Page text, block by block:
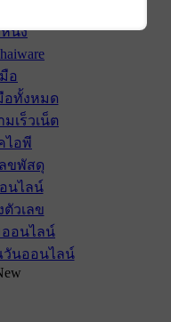
นัง
อ
อทั้งหมด
เร็วเน็ต
ไอพี
ลขพัสดุ
นไลน์
ตัวเลข
ออนไลน์
วันออนไลน์